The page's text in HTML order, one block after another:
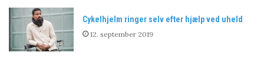
Cykelhjelm ringer selv efter hjælp ved uheld
12. september 2019